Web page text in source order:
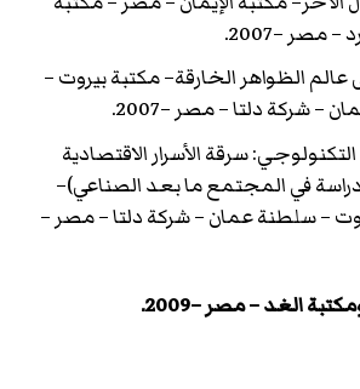
– مصر –2007.
الظواهر الخارقة– مكتبة بيروت –
– شركة دلتا – مصر –2007.
سرقة الأسرار الاقتصادية
في المجتمع ما بعد الصناعي)–
– سلطنة عمان – شركة دلتا – مصر –
الغد – مصر –2009.